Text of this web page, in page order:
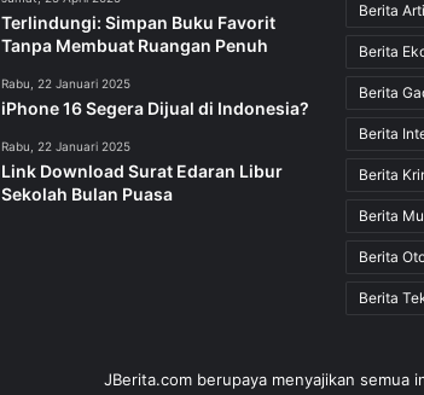
Terlindungi: Simpan Buku Favorit
Tanpa Membuat Ruangan Penuh
Rabu, 22 Januari 2025
iPhone 16 Segera Dijual di Indonesia?
Rabu, 22 Januari 2025
Link Download Surat Edaran Libur
Sekolah Bulan Puasa
Berita
Berita
Berita
Berita
Berita
Berita
Berita
Berita
JBerita.com berupaya menyajikan semua